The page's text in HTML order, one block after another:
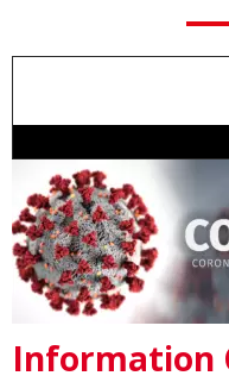
Information